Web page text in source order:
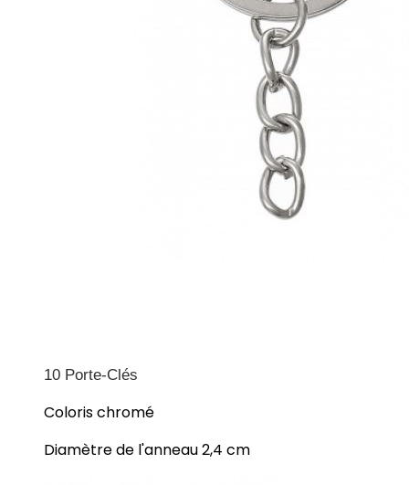
10 Porte-Clés
Coloris chromé
Diamètre de l'anneau 2,4 cm